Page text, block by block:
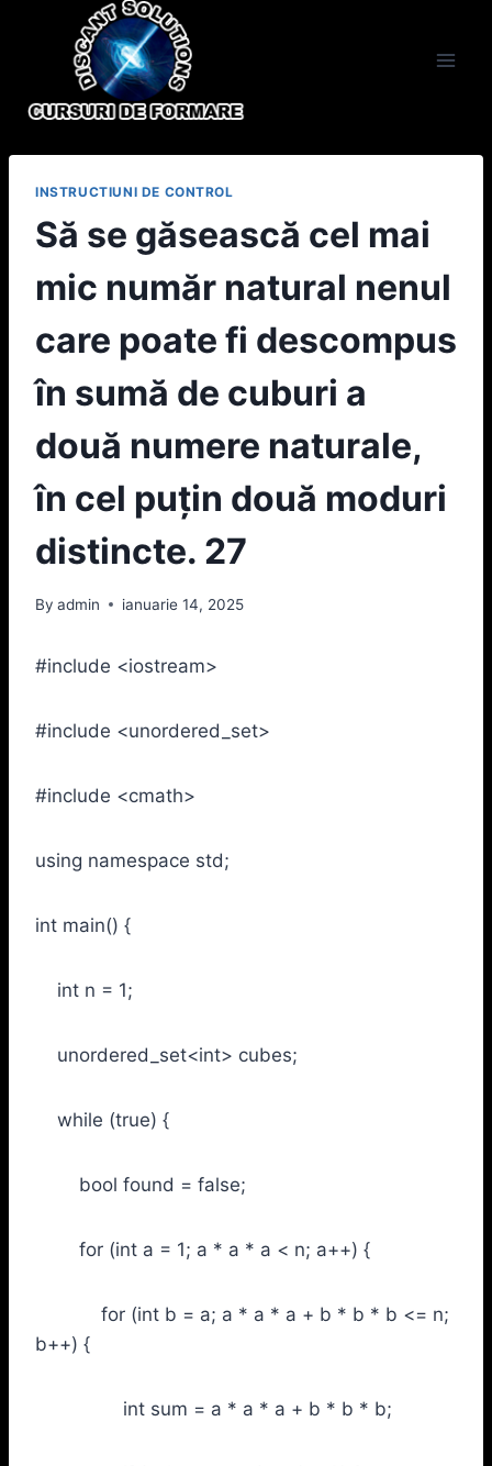
INSTRUCTIUNI DE CONTROL
Să se găsească cel mai
mic număr natural nenul
care poate fi descompus
în sumă de cuburi a
două numere naturale,
în cel puţin două moduri
distincte. 27
By admin ianuarie 14, 2025
#include <iostream>
#include <unordered_set>
#include <cmath>
using namespace std;
int main() {
int n = 1;
unordered_set<int> cubes;
while (true) {
bool found = false;
for (int a = 1; a * a * a < n; a++) {
for (int b = a; a * a * a + b * b * b <= n;
b++) {
int sum = a * a * a + b * b * b;